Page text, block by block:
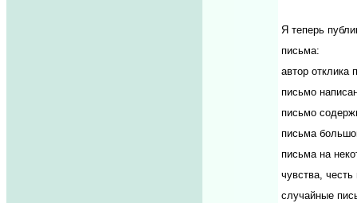
Я теперь
письма:
автор отклика
письмо
письмо
письма
письма на
чувства,
случайные